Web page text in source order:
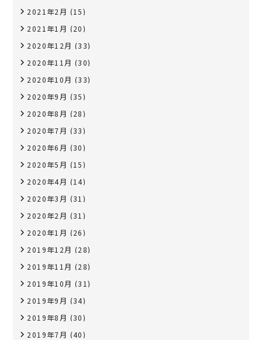
2021年2月 (15)
2021年1月 (20)
2020年12月 (33)
2020年11月 (30)
2020年10月 (33)
2020年9月 (35)
2020年8月 (28)
2020年7月 (33)
2020年6月 (30)
2020年5月 (15)
2020年4月 (14)
2020年3月 (31)
2020年2月 (31)
2020年1月 (26)
2019年12月 (28)
2019年11月 (28)
2019年10月 (31)
2019年9月 (34)
2019年8月 (30)
2019年7月 (40)